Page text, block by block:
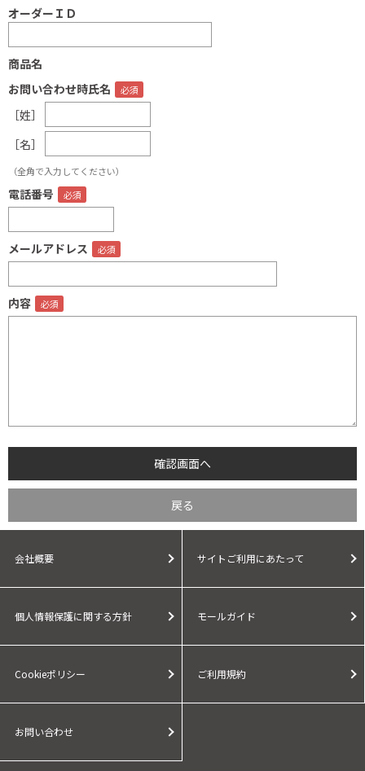
オーダーＩＤ
商品名
お問い合わせ時氏名
［姓］
［名］
（全角で入力してください）
電話番号
メールアドレス
内容
会社概要 サイトご利用にあたって
個人情報保護に関する方針 モールガイド
Cookieポリシー ご利用規約
お問い合わせ